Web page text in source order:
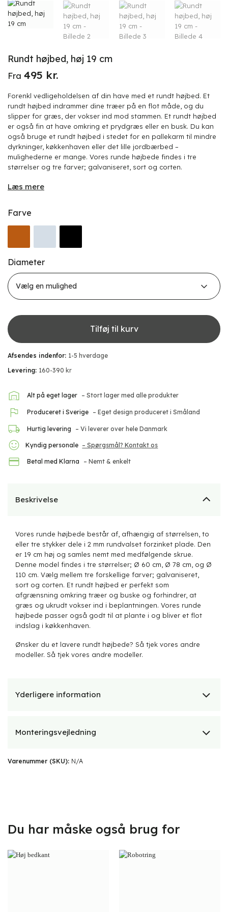
Rundt højbed, høj 19 cm
Fra 495 kr.
Forenkl vedligeholdelsen af din have med et rundt højbed. Et
rundt højbed indrammer dine træer på en flot måde, og du
slipper for græs, der vokser ind mod stammen. Et rundt højbed
er også fin at have omkring et prydgræs eller en busk. Du kan
også bruge et rundt højbed i stedet for en pallekarm til mindre
dyrkninger, køkkenhaven eller det lille jordbærbed –
mulighederne er mange. Vores runde højbede findes i tre
størrelser og tre farver; galvaniseret, sort og corten.
Læs mere
Farve
Diameter
Tilføj til kurv
Afsendes indenfor: 1-5 hverdage
Levering: 160-390 kr
Alt på eget lager – Stort lager med alle produkter
Produceret i Sverige – Eget design produceret i Småland
Hurtig levering – Vi leverer over hele Danmark
Kyndig personale – Spørgsmål? Kontakt os
Betal med Klarna – Nemt & enkelt
Beskrivelse
Vores runde højbede består af, afhængig af størrelsen, to
eller tre stykker dele i 2 mm rundvalset forzinket plade. Den
er 19 cm høj og samles nemt med medfølgende skrue.
Denne model findes i tre størrelser; Ø 60 cm, Ø 78 cm, og Ø
110 cm. Vælg mellem tre forskellige farver; galvaniseret,
sort og corten. Et rundt højbed er perfekt som
afgrænsning omkring træer og buske og forhindrer, at
græs og ukrudt vokser ind i beplantningen. Vores runde
højbede passer også godt til at plante i og bliver et flot
indslag i køkkenhaven.
Ønsker du et lavere rundt højbede? Så tjek vores andre
modeller. Så tjek vores andre modeller.
Yderligere information
Monteringsvejledning
Varenummer (SKU): N/A
Du har måske også brug for